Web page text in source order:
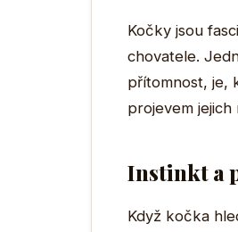
Kočky jsou
chovatele.
přítomnost, je,
projevem
Instinkt a
Když kočka